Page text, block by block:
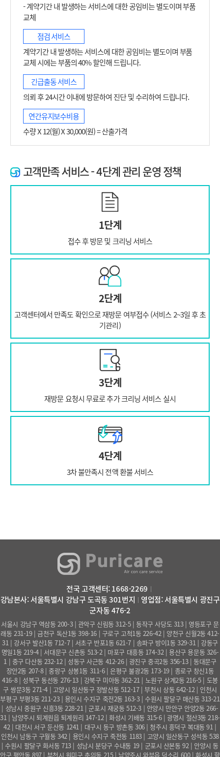
- 계약기간 내 발생하는 서비스에 대한 공임비는 별도이며 부품
교체
점검 서비스
계약기간 내 발생하는 서비스에 대한 공임비는 별도이며 부품
교체 시에는 부품의 40% 할인해 드립니다.
긴급출동 서비스
의뢰 후 24시간 이내에 방문하여 진단 및 수리하여 드립니다.
연간유지보수비용
수량 X 12(월) X 30,000(원) = 산출가격
고객만족 서비스 - 4단계 관리 운영 정책
1단계
접수 후 방문 및크리닝 서비스
2단계
고객센터에서 만족도 확인으로 재방문 여부접수 (서비스 2~3일 후 초
기관리)
3단계
재방문 요청시 무료로추가 크리닝 서비스 실시
4단계
3차 불만족시 전액 환불 서비스
전국 고객센터: 1668-2269
강남본사: 서울특별시 강남구 도곡동 301번지
영업점: 서울특별시 광진구
군자동 476-2
서울시 강남구 역삼동 200-3 | 관악구 신림동 312-5 | 동작구 사당도 313 | 영등포구 문
래동 231-19 | 금천구 독산1동 398-16 | 구로구 고척1동 226-42 | 양천구 신월2동 412-
31 | 강서구 발산1동 712-7 | 서초구 반포1동 621-7 | 송파구 방이1동 329-31 | 강동구
명일1동 219-4 | 서대문구 신촌동 513-2 | 마포구 대흥동 174-32 | 용산구 용문동 326-
1 | 중구 다산동 232-12 | 성동구 사근동 412-26 | 광진구 중곡2동 356-13 | 동대문구
장안2동 207-8 | 중랑구 상봉1동 311-6 | 은평구 불광2동 173-19 | 종로구 창신1동
416-8 | 성북구 동선동 276-13 | 강북구 미아동 362-21 | 노원구 상계2동 216-5 | 도봉
구 쌍문3동 271-4 | 고양시 일산동구 정발산동 512-17 | 부천시 상동 642-12 | 인천시
부평구 부평3동 211-23 | 용인시 수지구 죽전2동 163-3 | 수원시 팔달구 매산동 313-21
| 성남시 중원구 신흥3동 228-21 | 군포시 재궁동 512-3 | 안양시 만안구 안양2동 266-
31 | 남양주시 퇴계원읍 퇴계원리 147-12 | 화성시 기배동 315-6 | 광명시 철산3동 218-
42 | 대전시 서구 둔산동 1241 | 대구시 동구 방촌동 306 | 청주시 흥덕구 복대동 91 |
인천시 남동구 구월동 342 | 용인시 수지구 죽전동 1183 | 고양시 일산동구 성석동 538
| 수원시 팔달구 화서동 713 | 성남시 분당구 수내동 19 | 군포시 산본동 92 | 안양시 동
안구 평안동 897 | 부천시 원미구 춘의동 215 | 남양주시 와부읍 덕소리 600 | 화성시 향